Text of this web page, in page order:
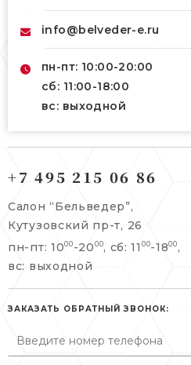
info@belveder-e.ru
пн-пт: 10:00-20:00
сб: 11:00-18:00
вс: выходной
info@belveder-e.ru
пн-пт: 10:00-20:00
сб, вс: выходной
Берсеневский
+7 495 477 45 43
info@belveder-e.ru
пн-пт: 10:00-19:00
сб: выходной
+7 495 215 06 86
Салон “Бельведер”,
Кутузовский пр-т, 26
пн-пт: 1000 -20 00, сб: 11 00-1800 ,
вс: выходной
ЗАКАЗАТЬ ОБРАТНЫЙ ЗВОНОК: